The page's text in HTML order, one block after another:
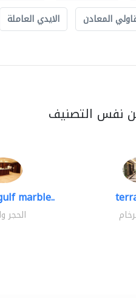
المعادن الايدي العاملة
نفس التصنيف
marble..
الحجر